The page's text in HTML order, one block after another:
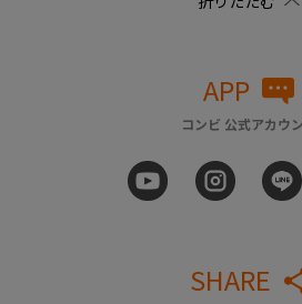
APP
コンビ 公式アカウ
SHARE